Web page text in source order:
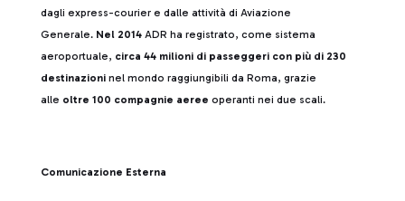
dagli express-courier e dalle attività di Aviazione
Generale. Nel 2014 ADR ha registrato, come sistema
aeroportuale, circa 44 milioni di passeggeri con più di 230
destinazioni nel mondo raggiungibili da Roma, grazie
alle oltre 100 compagnie aeree operanti nei due scali.
Comunicazione Esterna